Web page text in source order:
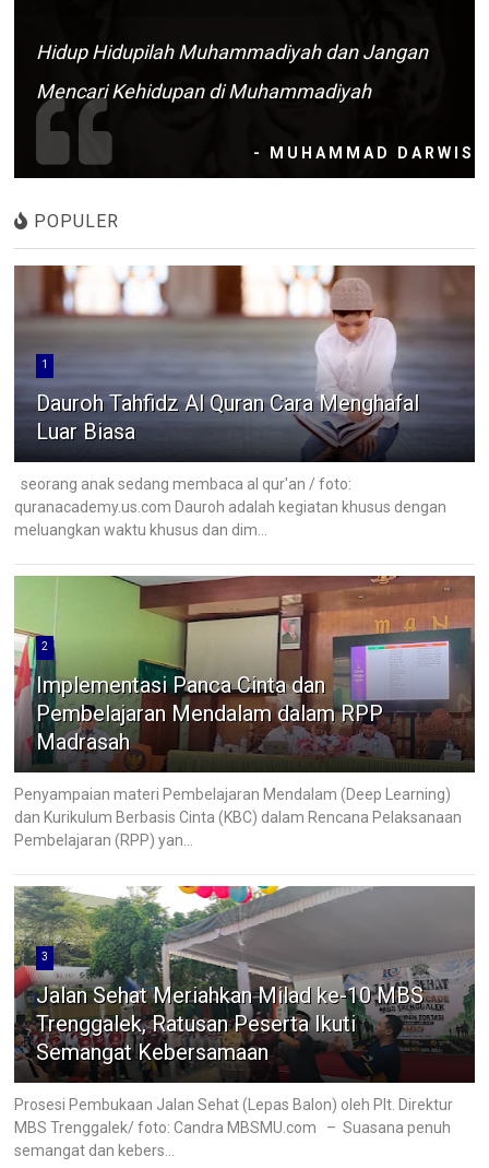
Hidup Hidupilah Muhammadiyah dan Jangan
Mencari Kehidupan di Muhammadiyah
- MUHAMMAD DARWIS
POPULER
1
Dauroh Tahfidz Al Quran Cara Menghafal
Luar Biasa
seorang anak sedang membaca al qur'an / foto:
quranacademy.us.com Dauroh adalah kegiatan khusus dengan
meluangkan waktu khusus dan dim...
2
Implementasi Panca Cinta dan
Pembelajaran Mendalam dalam RPP
Madrasah
Penyampaian materi Pembelajaran Mendalam (Deep Learning)
dan Kurikulum Berbasis Cinta (KBC) dalam Rencana Pelaksanaan
Pembelajaran (RPP) yan...
3
Jalan Sehat Meriahkan Milad ke-10 MBS
Trenggalek, Ratusan Peserta Ikuti
Semangat Kebersamaan
Prosesi Pembukaan Jalan Sehat (Lepas Balon) oleh Plt. Direktur
MBS Trenggalek/ foto: Candra MBSMU.com – Suasana penuh
semangat dan kebers...